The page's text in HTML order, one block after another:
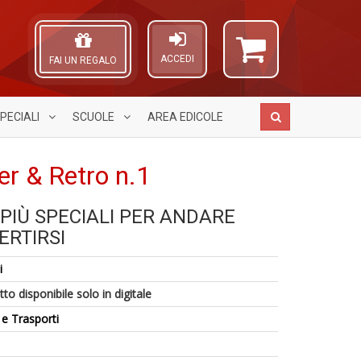
ACCEDI
FAI UN REGALO
SCUOLE AREA EDICOLE
& Retro n.1
SPECIALI PER ANDARE
disponibile solo in digitale
Trasporti